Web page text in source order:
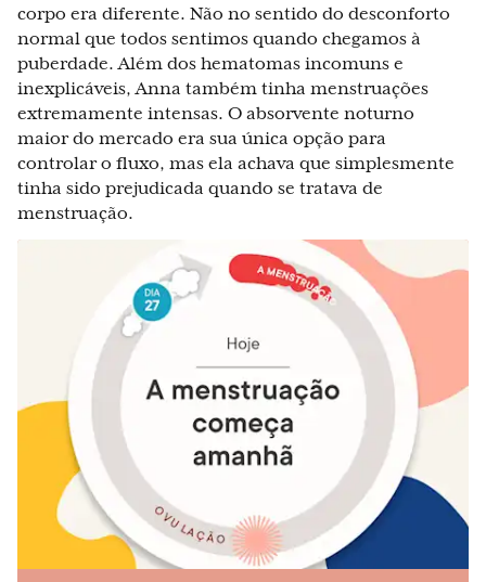
corpo era diferente. Não no sentido do desconforto
normal que todos sentimos quando chegamos à
puberdade. Além dos hematomas incomuns e
inexplicáveis, Anna também tinha menstruações
extremamente intensas. O absorvente noturno
maior do mercado era sua única opção para
controlar o fluxo, mas ela achava que simplesmente
tinha sido prejudicada quando se tratava de
menstruação.